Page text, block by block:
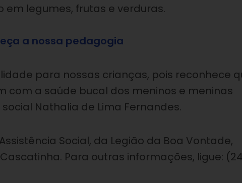
legumes, frutas e verduras.
a nossa pedagogia
para nossas crianças, pois reconhece
a saúde bucal dos meninos e meninas
Nathalia de Lima Fernandes.
Social, da Legião da Boa Vontade,
Para outras informações, ligue: